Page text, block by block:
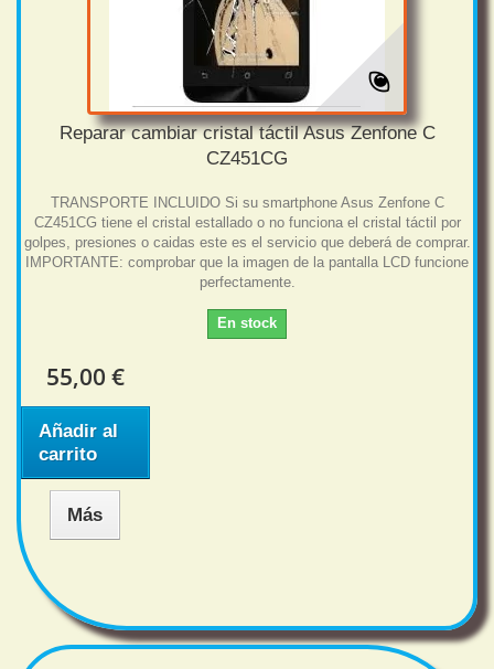
Reparar cambiar cristal táctil Asus Zenfone C
CZ451CG
TRANSPORTE INCLUIDO Si su smartphone Asus Zenfone C
CZ451CG tiene el cristal estallado o no funciona el cristal táctil por
golpes, presiones o caidas este es el servicio que deberá de comprar.
IMPORTANTE: comprobar que la imagen de la pantalla LCD funcione
perfectamente.
En stock
55,00 €
Añadir al
carrito
Más